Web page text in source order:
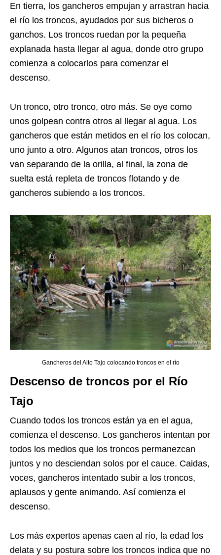
En tierra, los gancheros empujan y arrastran hacia
el río los troncos, ayudados por sus bicheros o
ganchos. Los troncos ruedan por la pequeña
explanada hasta llegar al agua, donde otro grupo
comienza a colocarlos para comenzar el
descenso.
Un tronco, otro tronco, otro más. Se oye como
unos golpean contra otros al llegar al agua. Los
gancheros que están metidos en el río los colocan,
uno junto a otro. Algunos atan troncos, otros los
van separando de la orilla, al final, la zona de
suelta está repleta de troncos flotando y de
gancheros subiendo a los troncos.
Gancheros del Alto Tajo colocando troncos en el río
Descenso de troncos por el Río
Tajo
Cuando todos los troncos están ya en el agua,
comienza el descenso. Los gancheros intentan por
todos los medios que los troncos permanezcan
juntos y no desciendan solos por el cauce. Caidas,
voces, gancheros intentado subir a los troncos,
aplausos y gente animando. Así comienza el
descenso.
Los más expertos apenas caen al río, la edad los
delata y su postura sobre los troncos indica que no